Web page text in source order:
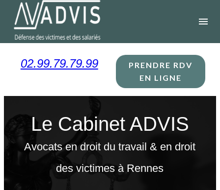
menu
02.99.79.79.99
PRENDRE RDV
EN LIGNE
Le Cabinet ADVIS
Avocats en droit du travail & en droit
des victimes à Rennes
Panneau de gestion des cookies